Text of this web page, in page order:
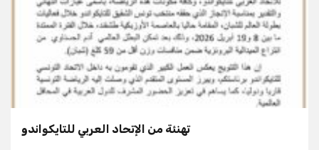
تهنئة من الإتحاد العربي للتايكواندو